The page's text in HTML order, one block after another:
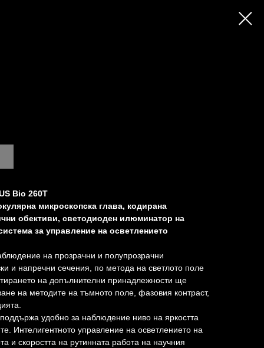
Bio 260T
микроскопска глава, кодирана
обективи, светодиоден илюминатор на
за управление на осветлението
на прозрачни и полупрозрачни
и напречни сечения, по метода на светлото поле
на допълнителни принадлежности ще
на методите на тъмното поле, фазовия контраст,
удобно за наблюдение ниво на яркостта
Интелигентното управление на осветлението на
и скоростта на рутинната работа на научния